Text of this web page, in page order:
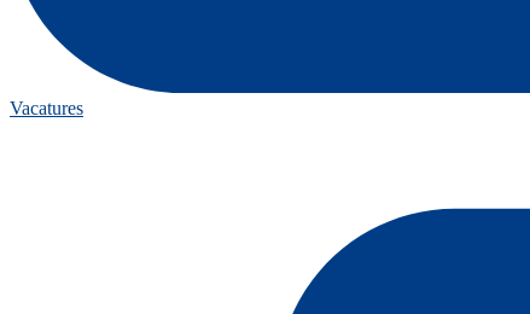
Vacatures